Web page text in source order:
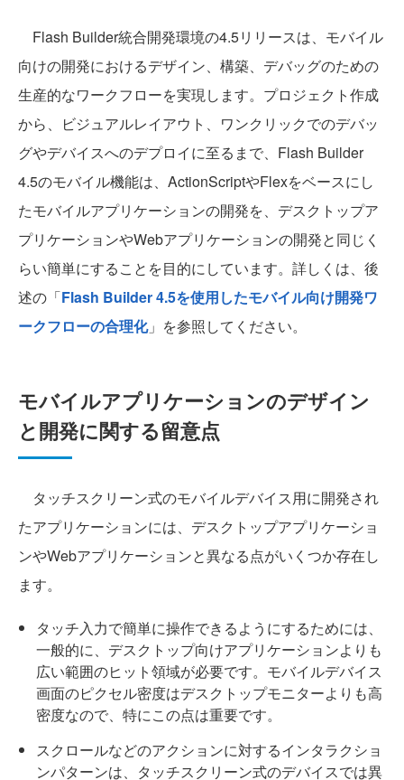
Flash Builder統合開発環境の4.5リリースは、モバイル
向けの開発におけるデザイン、構築、デバッグのための
生産的なワークフローを実現します。プロジェクト作成
から、ビジュアルレイアウト、ワンクリックでのデバッ
グやデバイスへのデプロイに至るまで、Flash Builder
4.5のモバイル機能は、ActionScriptやFlexをベースにし
たモバイルアプリケーションの開発を、デスクトップア
プリケーションやWebアプリケーションの開発と同じく
らい簡単にすることを目的にしています。詳しくは、後
述の「Flash Builder 4.5を使用したモバイル向け開発ワ
ークフローの合理化」を参照してください。
モバイルアプリケーションのデザイン
と開発に関する留意点
タッチスクリーン式のモバイルデバイス用に開発され
たアプリケーションには、デスクトップアプリケーショ
ンやWebアプリケーションと異なる点がいくつか存在し
ます。
タッチ入力で簡単に操作できるようにするためには、
一般的に、デスクトップ向けアプリケーションよりも
広い範囲のヒット領域が必要です。モバイルデバイス
画面のピクセル密度はデスクトップモニターよりも高
密度なので、特にこの点は重要です。
スクロールなどのアクションに対するインタラクショ
ンパターンは、タッチスクリーン式のデバイスでは異